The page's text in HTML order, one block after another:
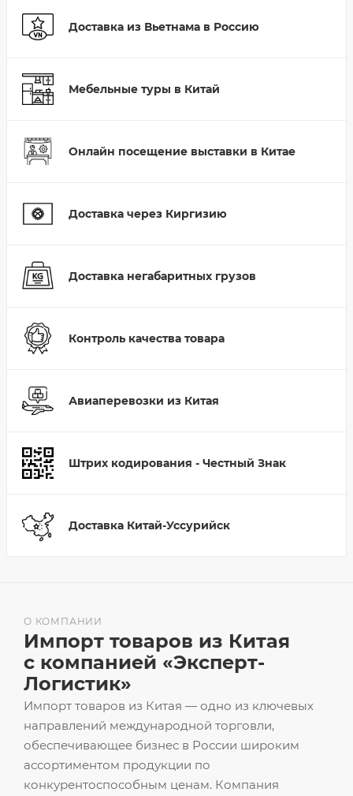
Доставка из Вьетнама в Россию
Мебельные туры в Китай
Онлайн посещение выставки в Китае
Доставка через Киргизию
Доставка негабаритных грузов
Контроль качества товара
Авиаперевозки из Китая
Штрих кодирования - Честный Знак
Доставка Китай-Уссурийск
Импорт товаров из Китая — одно из ключевых
направлений международной торговли,
обеспечивающее бизнес в России широким
ассортиментом продукции по
конкурентоспособным ценам. Компания
О КОМПАНИИ
Импорт товаров из Китая
с компанией «Эксперт-
Логистик»